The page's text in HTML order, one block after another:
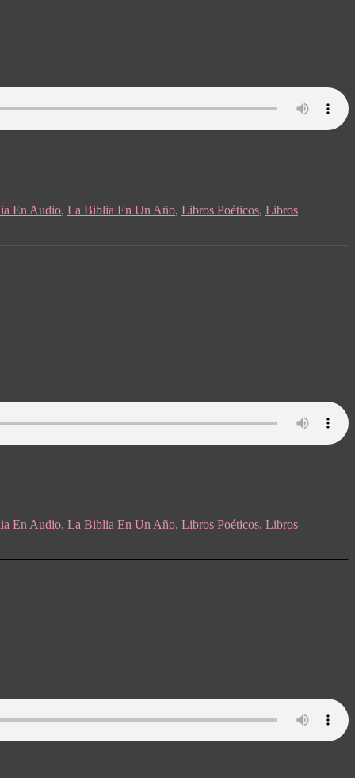
En Audio, La Biblia En Un Año, Libros Poéticos, Libros
En Audio, La Biblia En Un Año, Libros Poéticos, Libros